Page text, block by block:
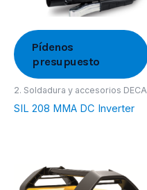
Pídenos
presupuesto
2. Soldadura y accesorios DECA
SIL 208 MMA DC Inverter